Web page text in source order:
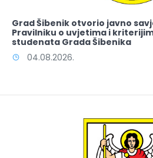
Grad Šibenik otvorio javno
Pravilniku o uvjetima i
studenata Grada Šibenika
04.08.2026.